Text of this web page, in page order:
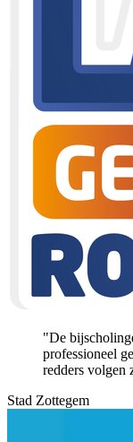
"De
professioneel
redders volgen
Stad Zottegem